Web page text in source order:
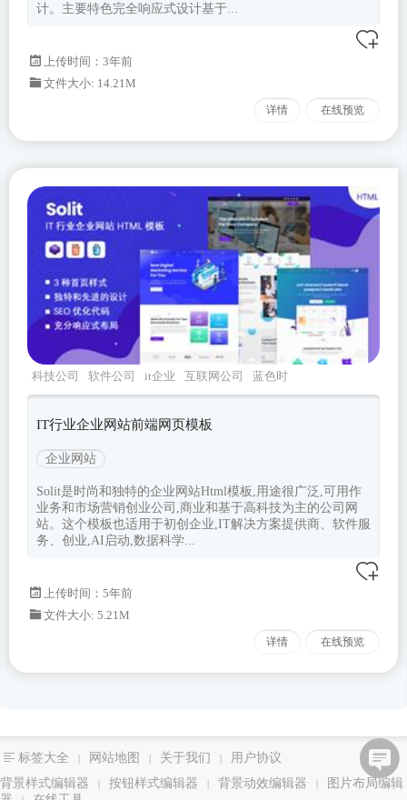
计。主要特色完全响应式设计基于...
上传时间：3年前
文件大小: 14.21M
详情 在线预览
科技公司 软件公司 it企业 互联网公司
蓝色时
尚
IT行业企业网站前端网页模板
企业网站
Solit是时尚和独特的企业网站Html模板,用途很广泛,可用作
业务和市场营销创业公司,商业和基于高科技为主的公司网
站。这个模板也适用于初创企业,IT解决方案提供商、软件服
务、创业,AI启动,数据科学...
上传时间：5年前
文件大小: 5.21M
详情 在线预览
标签大全 网站地图 关于我们
用户协议
背景样式编辑器
按钮样式编辑器 背景动效编辑器
图片布局编辑